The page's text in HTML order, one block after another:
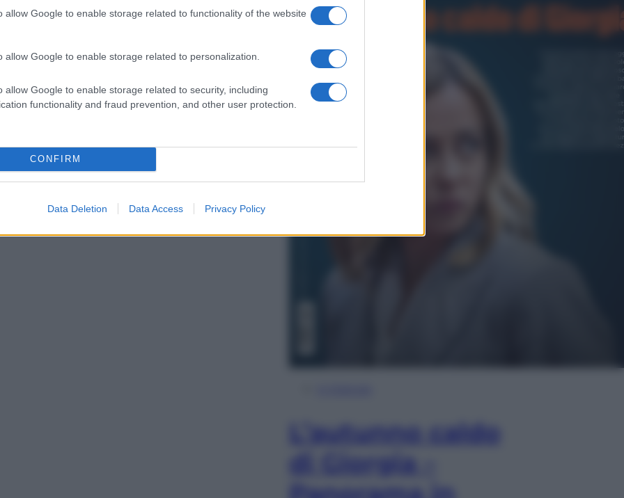
allow Google to enable storage related to functionality of the website
allow Google to enable storage related to personalization.
allow Google to enable storage related to security, including
functionality and fraud prevention, and other user protection.
CONFIRM
Data Deletion Data Access Privacy Policy
parlare, anche al 41-bis. In questa righe non
spiega perché dal suo punto di vista non è
detenzione come un evidente violenza. Un
non aveva alcuna intenzione di unirsi ai
condiviso di detenuti al 41-bis”.
L’autunno caldo
di Giorgia –